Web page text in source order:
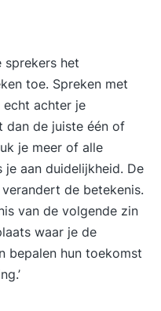
weet Erik
veel herkenning op.
ik wel wat mee.
ideeën. Absolute
Je zie
de storytelling- en
opdrachten en
casus. Aan bod komt
begin bij
verhaal om je
maak je het
sprekers het
toe. Spreken met
achter je
dan de juiste één of
je meer of alle
aan duidelijkheid. De
de betekenis.
van de volgende zin
waar je de
bepalen hun toekomst